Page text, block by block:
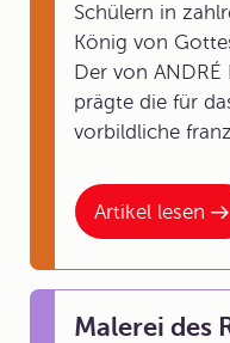
Artikel lesen
Schülern in
König von
Der von ANDRÉ
prägte die für
vorbildliche
Malerei des